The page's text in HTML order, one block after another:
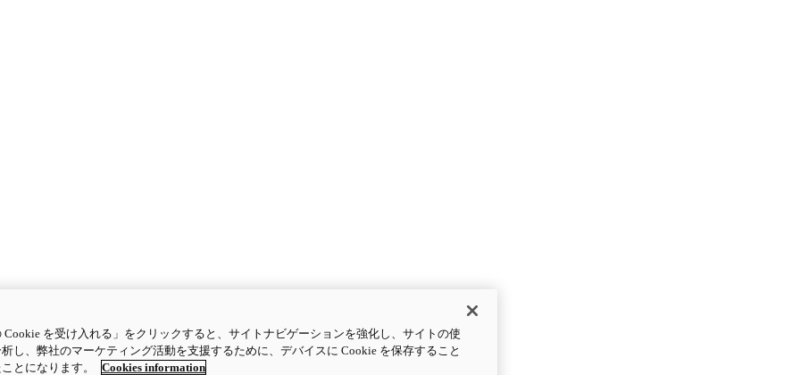
Cookie を受け入れる」をクリックすると、サイトナビゲーションを強化し、サイトの使
し、弊社のマーケティング活動を支援するために、デバイスに Cookie を保存すること
とになります。
Cookies information